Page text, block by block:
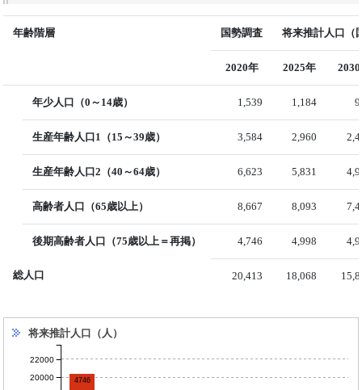
年齢階層 国勢調査 将来推計人口（
2020年 2025年
年少人口（0～14歳） 1,539 1,184
生産年齢人口1（15～39歳） 3,584 2,960
生産年齢人口2（40～64歳） 6,623 5,831
高齢者人口（65歳以上） 8,667 8,093
後期高齢者人口（75歳以上＝再掲） 4,746 4,998
総人口 20,413 18,068
将来推計人口（人）
4746
20000
22000